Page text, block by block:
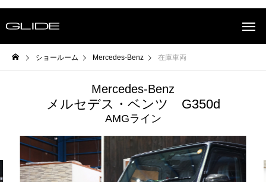
ショールーム Mercedes-Benz 在庫車両
Mercedes-Benz
メルセデス・ベンツ G350d
AMGライン